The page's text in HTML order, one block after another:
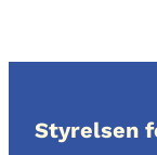
Styrelsen